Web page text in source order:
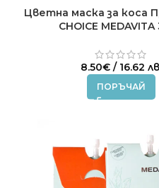
Цветна маска за коса
CHOICE
8.50€ / 16.62
ПОРЪЧАЙ